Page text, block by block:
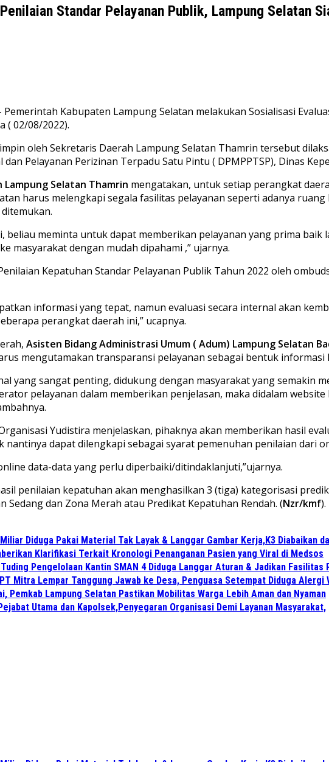
Standar Pelayanan Publik, Lampung Selatan
Pemerintah Kabupaten Lampung Selatan melakukan Sosialisasi
( 02/08/2022).
oleh Sekretaris Daerah Lampung Selatan Thamrin tersebut
Pelayanan Perizinan Terpadu Satu Pintu ( DPMPPTSP), Dinas
Lampung Selatan Thamrin mengatakan, untuk setiap perangkat
harus melengkapi segala fasilitas pelayanan seperti adanya
beliau meminta untuk dapat memberikan pelayanan yang prima
masyarakat dengan mudah dipahami ,” ujarnya.
Kepatuhan Standar Pelayanan Publik Tahun 2022 oleh
informasi yang tepat, namun evaluasi secara internal akan
perangkat daerah ini,” ucapnya.
Asisten Bidang Administrasi Umum ( Adum) Lampung Selatan
mengutamakan transparansi pelayanan sebagai bentuk informasi
yang sangat penting, didukung dengan masyarakat yang semakin
pelayanan dalam memberikan penjelasan, maka didalam
Yudistira menjelaskan, pihaknya akan memberikan hasil
dapat dilengkapi sebagai syarat pemenuhan penilaian dari
data-data yang perlu diperbaiki/ditindaklanjuti,”ujarnya.
penilaian kepatuhan akan menghasilkan 3 (tiga) kategorisasi
Sedang dan Zona Merah atau Predikat Kepatuhan Rendah. (Nzr/kmf).
Diduga Pakai Material Tak Layak & Langgar Gambar Kerja,K3 Diabaikan
Klarifikasi Terkait Kronologi Penanganan Pasien yang Viral di Medsos
Pengelolaan Kantin SMAN 4 Diduga Langgar Aturan & Jadikan Fasilitas
Mitra Lempar Tanggung Jawab ke Desa, Penguasa Setempat Diduga Alergi
Pemkab Lampung Selatan Pastikan Mobilitas Warga Lebih Aman dan Nyaman
Utama dan Kapolsek,Penyegaran Organisasi Demi Layanan Masyarakat,